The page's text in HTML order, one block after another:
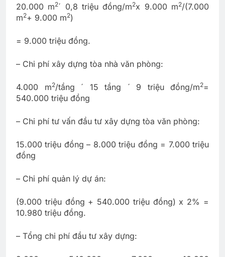
20.000 m2´ 0,8 triệu đồng/m2x 9.000 m2/(7.000
m2+ 9.000 m2)
= 9.000 triệu đồng.
– Chi phí xây dựng tòa nhà văn phòng:
4.000 m2/tầng ´ 15 tầng ´ 9 triệu đồng/m2=
540.000 triệu đồng
– Chi phí tư vấn đầu tư xây dựng tòa văn phòng:
15.000 triệu đồng – 8.000 triệu đồng = 7.000 triệu
đồng
– Chi phí quản lý dự án:
(9.000 triệu đồng + 540.000 triệu đồng) x 2% =
10.980 triệu đồng.
– Tổng chi phí đầu tư xây dựng: